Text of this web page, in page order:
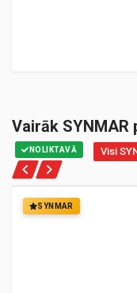
Vairāk
NOLIKTAVĀ Visi
SYNMAR